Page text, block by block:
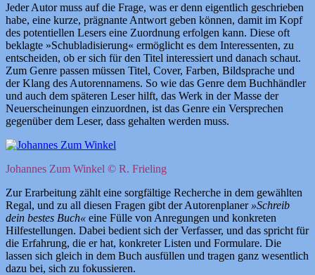
Jeder Autor muss auf die Frage, was er denn eigentlich geschrieben
habe, eine kurze, prägnante Antwort geben können, damit im Kopf
des potentiellen Lesers eine Zuordnung erfolgen kann. Diese oft
beklagte »Schubladisierung« ermöglicht es dem Interessenten, zu
entscheiden, ob er sich für den Titel interessiert und danach schaut.
Zum Genre passen müssen Titel, Cover, Farben, Bildsprache und
der Klang des Autorennamens. So wie das Genre dem Buchhändler
und auch dem späteren Leser hilft, das Werk in der Masse der
Neuerscheinungen einzuordnen, ist das Genre ein Versprechen
gegenüber dem Leser, dass gehalten werden muss.
Johannes Zum Winkel © R. Frieling
Zur Erarbeitung zählt eine sorgfältige Recherche in dem gewählten
Regal, und zu all diesen Fragen gibt der Autorenplaner »Schreib
dein bestes Buch« eine Fülle von Anregungen und konkreten
Hilfestellungen. Dabei bedient sich der Verfasser, und das spricht für
die Erfahrung, die er hat, konkreter Listen und Formulare. Die
lassen sich gleich in dem Buch ausfüllen und tragen ganz wesentlich
dazu bei, sich zu fokussieren.